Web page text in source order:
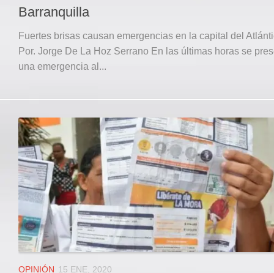
Barranquilla
Fuertes brisas causan emergencias en la capital del
Por. Jorge De La Hoz Serrano En las últimas horas se
una emergencia al...
OPINIÓN 15 ENE, 2020